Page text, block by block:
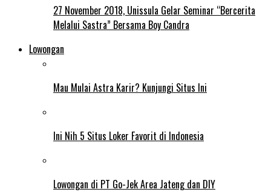
27 November 2018, Unissula Gelar Seminar “Bercerita
Melalui Sastra” Bersama Boy Candra
Lowongan
Mau Mulai Astra Karir? Kunjungi Situs Ini
Ini Nih 5 Situs Loker Favorit di Indonesia
Lowongan di PT Go-Jek Area Jateng dan DIY